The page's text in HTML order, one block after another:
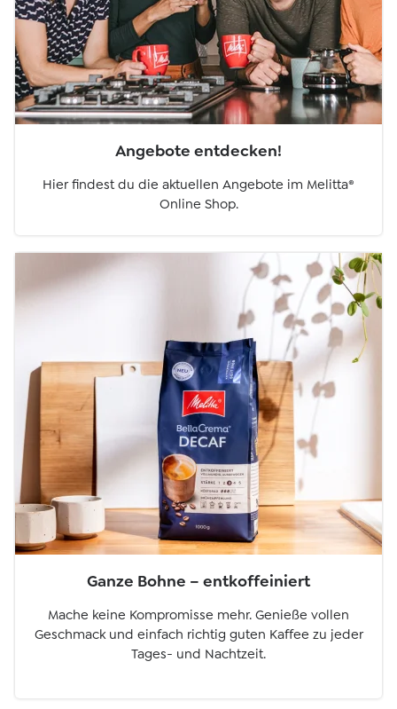
Angebote entdecken!
Hier findest du die aktuellen Angebote im Melitta®
Online Shop.
Ganze Bohne – entkoffeiniert
Mache keine Kompromisse mehr. Genieße vollen
Geschmack und einfach richtig guten Kaffee zu jeder
Tages- und Nachtzeit.